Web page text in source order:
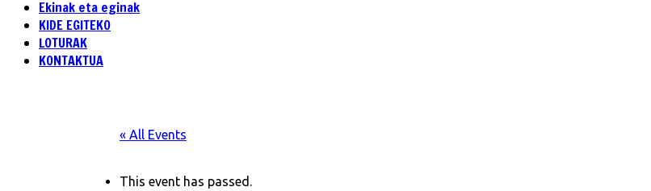
Ekinak eta eginak
KIDE EGITEKO
LOTURAK
KONTAKTUA
« All Events
This event has passed.